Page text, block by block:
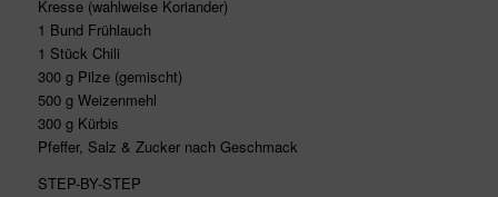
Kresse (wahlweise Koriander)
1 Bund Frühlauch
1 Stück Chili
300 g Pilze (gemischt)
500 g Weizenmehl
300 g Kürbis
Pfeffer, Salz & Zucker nach Geschmack
STEP-BY-STEP